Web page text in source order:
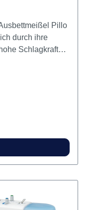
Pillo
durch ihre
Schlagkraft
Arbeitsprozess
Schlagkraft und
an- und
Inhalt